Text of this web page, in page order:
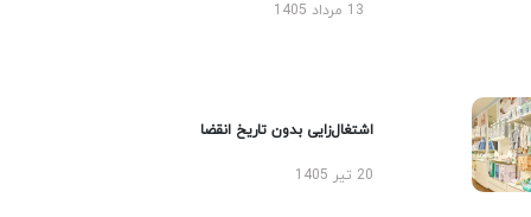
13 مرداد 1405
اشتغال‌زایی بدون تاریخ انقضا
20 تیر 1405